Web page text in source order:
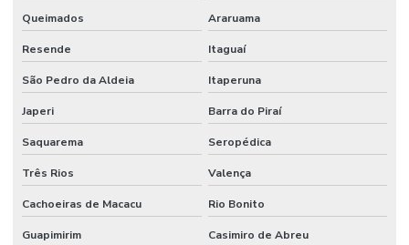
Queimados Araruama
Resende Itaguaí
São Pedro da Aldeia Itaperuna
Japeri Barra do Piraí
Saquarema Seropédica
Três Rios Valença
Cachoeiras de Macacu Rio Bonito
Guapimirim Casimiro de Abreu